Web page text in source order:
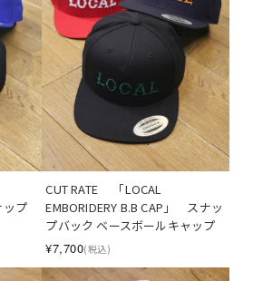
ップ
CUT RATE 　「LOCAL
EMBORIDERY B.B CAP」　スナッ
プバック ベースボールキャップ
¥7,700(税込)